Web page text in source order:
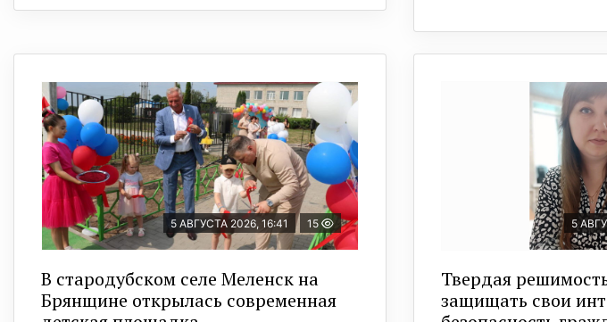
5 АВГУСТА 2026, 16:41 15
В стародубском селе Меленск на
Брянщине открылась современная
5
Твердая
защищать свои